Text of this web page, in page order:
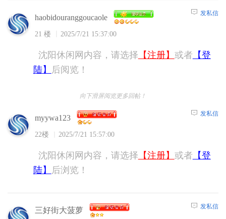
haobidouranggoucaole
21 楼 2025/7/21 15:37:00
发私信
沈阳休闲网内容，请选择 【注册】 或者 【登
陆】
后阅览！
向下滑屏阅览更多回帖！
myywa123
22楼 2025/7/21 15:57:00
发私信
沈阳休闲网内容，请选择 【注册】 或者 【登
陆】
后浏览！
三好街大菠萝 发私信